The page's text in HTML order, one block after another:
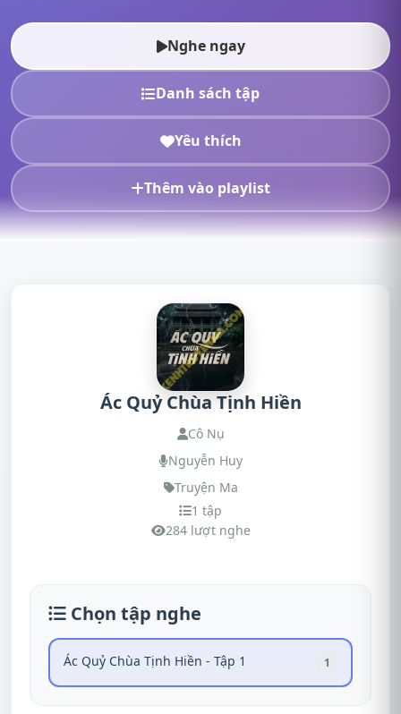
Nghe ngay
Danh sách tập
Yêu thích
Thêm vào playlist
Ác Quỷ Chùa Tịnh Hiền
Cô Nụ
Nguyễn Huy
Truyện Ma
1 tập
284 lượt nghe
Chọn tập nghe
Ác Quỷ Chùa Tịnh Hiền - Tập 1 1